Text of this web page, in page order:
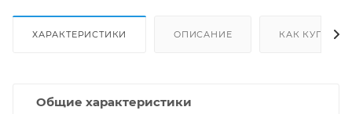
ХАРАКТЕРИСТИКИ ОПИСАНИЕ КАК КУПИТЬ
Общие характеристики